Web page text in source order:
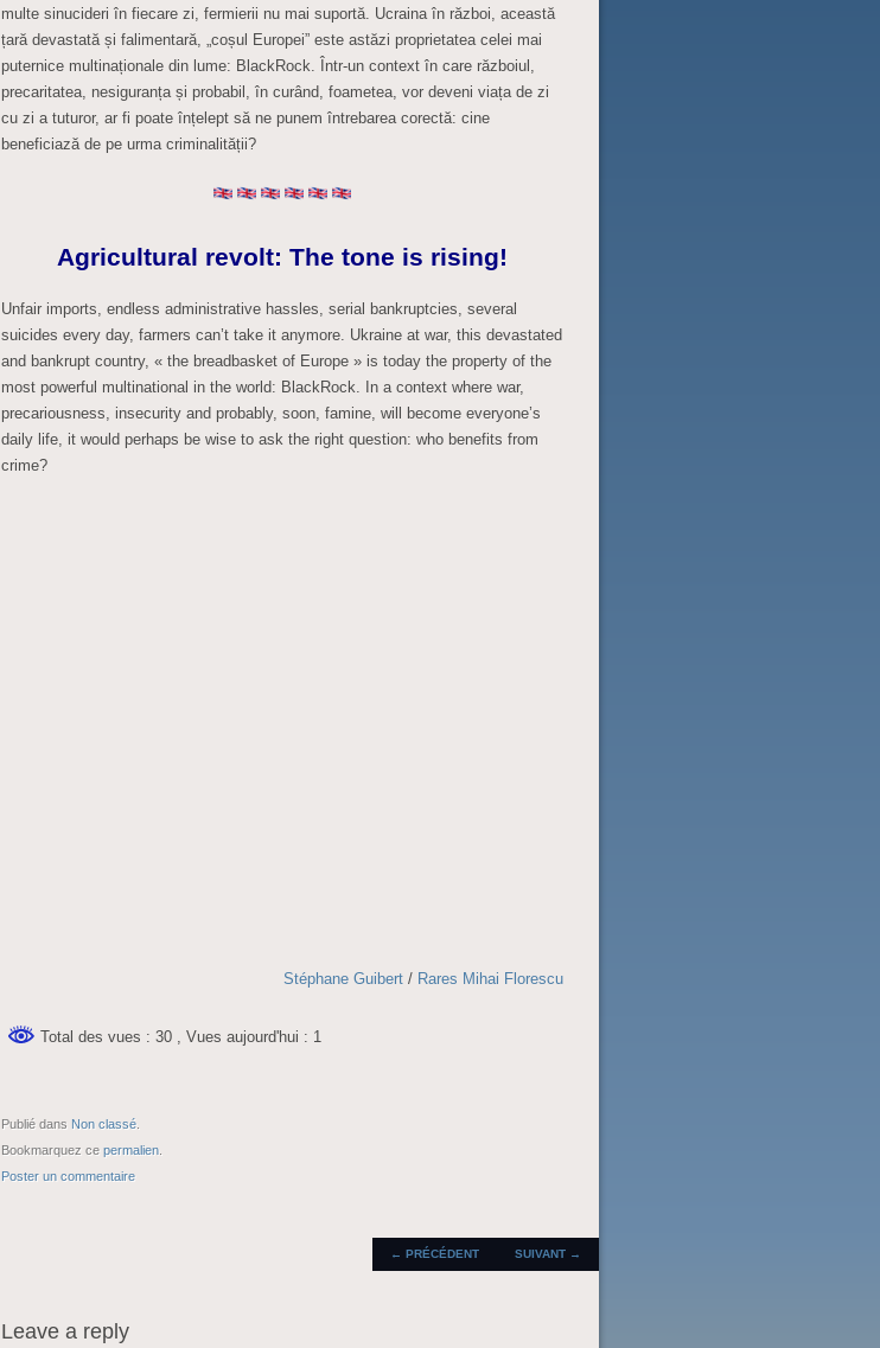
multe sinucideri în fiecare zi, fermierii nu mai suportă. Ucraina în război, această
țară devastată și falimentară, „coșul Europei” este astăzi proprietatea celei mai
puternice multinaționale din lume: BlackRock. Într-un context în care războiul,
precaritatea, nesiguranța și probabil, în curând, foametea, vor deveni viața de zi
cu zi a tuturor, ar fi poate înțelept să ne punem întrebarea corectă: cine
beneficiază de pe urma criminalității?
Agricultural revolt: The tone is rising!
Unfair imports, endless administrative hassles, serial bankruptcies, several
suicides every day, farmers can’t take it anymore. Ukraine at war, this devastated
and bankrupt country, « the breadbasket of Europe » is today the property of the
most powerful multinational in the world: BlackRock. In a context where war,
precariousness, insecurity and probably, soon, famine, will become everyone’s
daily life, it would perhaps be wise to ask the right question: who benefits from
crime?
Stéphane Guibert / Rares Mihai Florescu
Total des vues : 30 , Vues aujourd'hui : 1
Publié dans Non classé
Bookmarquez ce permalien
Poster un commentaire
NAVIGATION DES
ARTICLES
← PRÉCÉDENT SUIVANT →
Leave a reply